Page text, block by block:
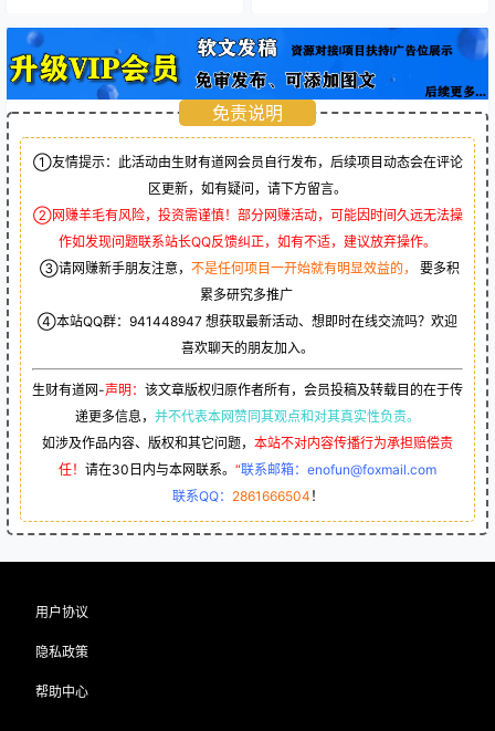
免责说明
①友情提示：此活动由生财有道网会员自行发布，后续项目动态会在评论
区更新，如有疑问，请下方留言。
②网赚羊毛有风险，投资需谨慎！部分网赚活动，可能因时间久远无法操
作如发现问题联系站长QQ反馈纠正，如有不适，建议放弃操作。
③请网赚新手朋友注意， 不是任何项目一开始就有明显效益的，
要多积
累多研究多推广
④本站QQ群： 941448947 想获取最新活动、想即时在线交流吗？欢迎
喜欢聊天的朋友加入。
生财有道网-声明： 该文章版权归原作者所有，会员投稿及转载目的在于传
递更多信息， 并不代表本网赞同其观点和对其真实性负责。
如涉及作品内容、版权和其它问题， 本站不对内容传播行为承担赔偿责
任！ 请在30日内与本网联系。 “联系邮箱：enofun@foxmail.com
联系QQ： 2861666504 ！
用户协议
隐私政策
帮助中心